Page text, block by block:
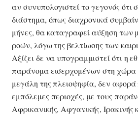
αν συνυπολογιστεί το γεγονός ότι
διάστημα, όπως διαχρονικά
μήνες, θα καταγραφεί αύξηση των
ροών, λόγω της βελτίωσης των
Αξίζει δε να υπογραμμιστεί ότι η
παράνομα εισερχομένων στη χώρα
μεγάλη της πλειοψηφία, δεν
εμπόλεμες περιοχές, με τους
Αφρικανικής, Αφγανικής, Ιρακινής